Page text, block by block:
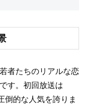
者たちのリアルな恋
す。初回放送は
倒的な人気を誇りま